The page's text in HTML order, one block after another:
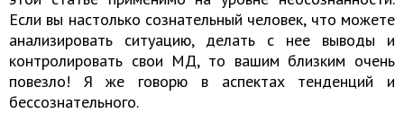
Если вы настолько сознательный человек, что можете
анализировать ситуацию, делать с нее выводы и
контролировать свои МД, то вашим близким очень
повезло! Я же говорю в аспектах тенденций и
бессознательного.